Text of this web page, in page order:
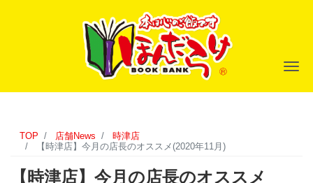
ナ
TOP 店舗News
時津店
【時津店】今月の店長のオススメ(2020年11月)
【時津店】今月の店長のオススメ